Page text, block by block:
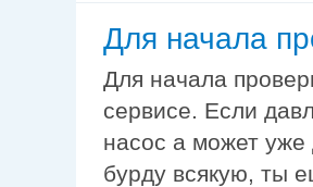
Для начала
Для начала
сервисе. Если
насос а может уже
бурду всякую, ты